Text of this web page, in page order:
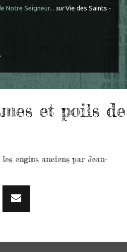
Notre Seigneur... surVie des Saints -
et poils de
engins anciens par Jean-